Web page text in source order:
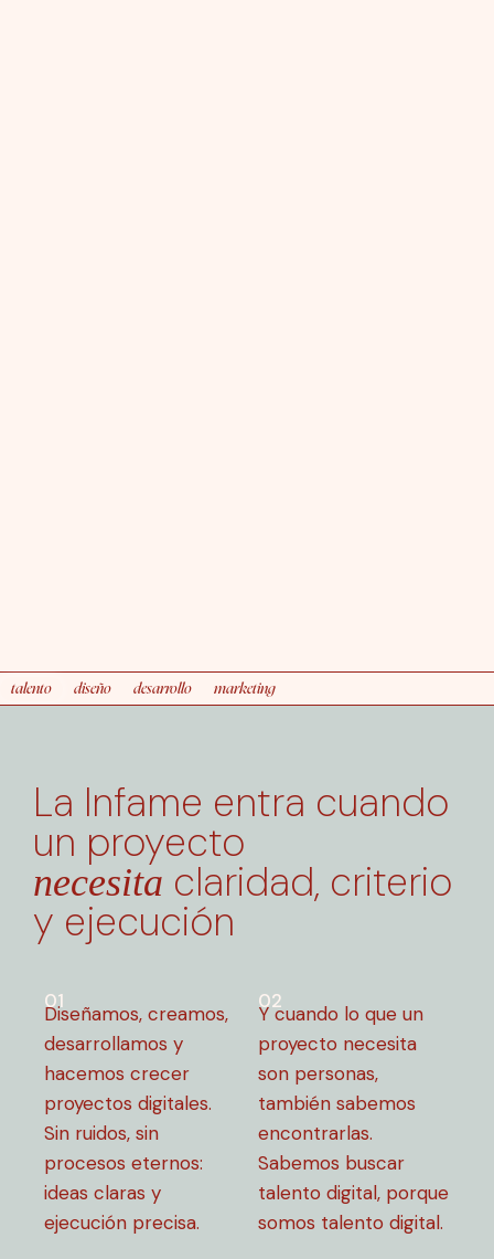
talento diseño desarrollo marketing
La Infame entra cuando
un proyecto
necesita claridad, criterio
y ejecución
Diseñamos, creamos,
desarrollamos y
hacemos crecer
proyectos digitales.
Sin ruidos, sin
procesos eternos:
ideas claras y
ejecución precisa.
01
Y cuando lo que un
proyecto necesita
son personas,
también sabemos
encontrarlas.
Sabemos buscar
talento digital, porque
somos talento digital.
02